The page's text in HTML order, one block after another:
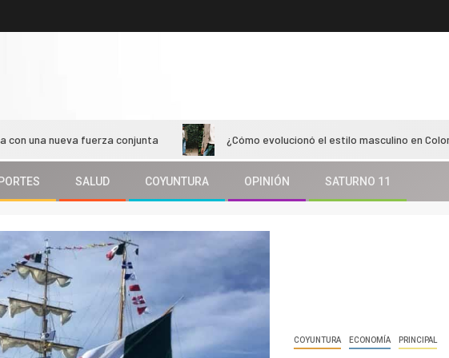
fuerza conjunta ¿Cómo evolucionó el estilo masculino en Colombiamoda
SALUD COYUNTURA OPINIÓN SATURNO 11
COYUNTURA ECONOMÍA PRINCIPAL